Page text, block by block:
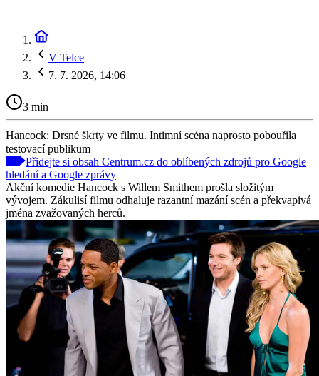
V Telce
7. 7. 2026, 14:06
3 min
Hancock: Drsné škrty ve filmu. Intimní scéna naprosto pobouřila
testovací publikum
Přidejte si obsah Centrum.cz do oblíbených zdrojů pro Google
hledání a Google zprávy
Akční komedie Hancock s Willem Smithem prošla složitým
vývojem. Zákulisí filmu odhaluje razantní mazání scén a překvapivá
jména zvažovaných herců.